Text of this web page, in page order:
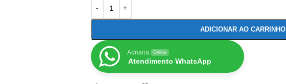
ADICIONAR AO CARRINHO
Adriana Online
Atendimento WhatsApp